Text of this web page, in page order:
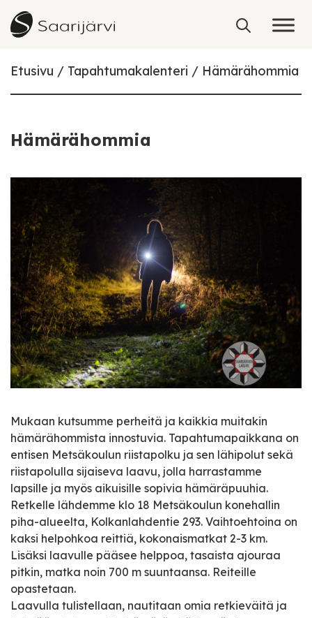
Skip to content
Etusivu Tapahtumakalenteri Hämärähommia
Hämärähommia
Mukaan kutsumme perheitä ja kaikkia muitakin
hämärähommista innostuvia. Tapahtumapaikkana on
entisen Metsäkoulun riistapolku ja sen lähipolut sekä
riistapolulla sijaiseva laavu, jolla harrastamme
lapsille ja myös aikuisille sopivia hämäräpuuhia.
Retkelle lähdemme klo 18 Metsäkoulun konehallin
piha-alueelta, Kolkanlahdentie 293. Vaihtoehtoina on
kaksi helpohkoa reittiä, kokonaismatkat 2-3 km.
Lisäksi laavulle pääsee helppoa, tasaista ajouraa
pitkin, matka noin 700 m suuntaansa. Reiteille
opastetaan.
Laavulla tulistellaan, nautitaan omia retkieväitä ja